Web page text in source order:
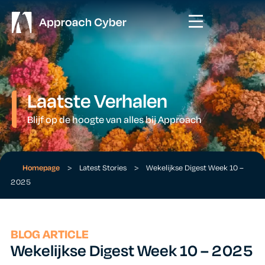
Laatste Verhalen
Blijf op de hoogte van alles bij Approach
Homepage > Latest Stories >
Wekelijkse Digest Week 10 –
2025
BLOG ARTICLE
Wekelijkse Digest Week 10 – 2025